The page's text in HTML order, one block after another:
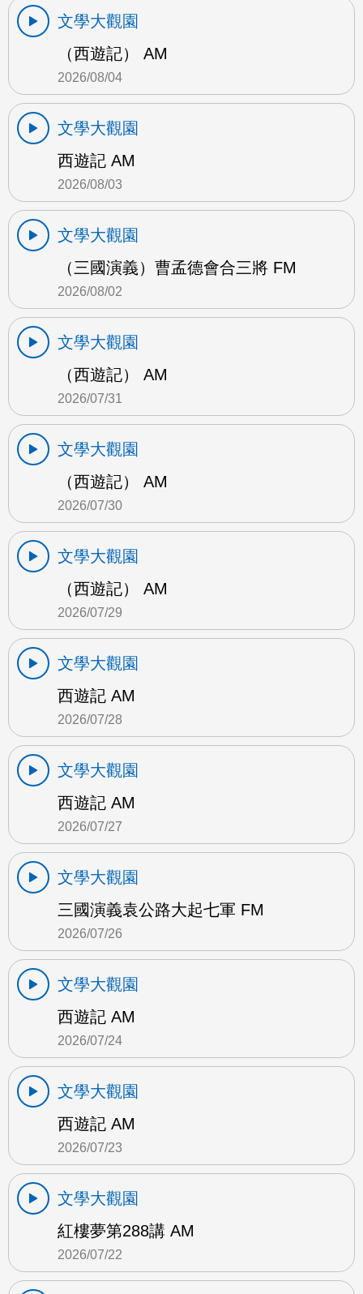
文學大觀園
（西遊記） AM
2026/08/04
文學大觀園
西遊記 AM
2026/08/03
文學大觀園
（三國演義）曹孟德會合三將 FM
2026/08/02
文學大觀園
（西遊記） AM
2026/07/31
文學大觀園
（西遊記） AM
2026/07/30
文學大觀園
（西遊記） AM
2026/07/29
文學大觀園
西遊記 AM
2026/07/28
文學大觀園
西遊記 AM
2026/07/27
文學大觀園
三國演義袁公路大起七軍 FM
2026/07/26
文學大觀園
西遊記 AM
2026/07/24
文學大觀園
西遊記 AM
2026/07/23
文學大觀園
紅樓夢第288講 AM
2026/07/22